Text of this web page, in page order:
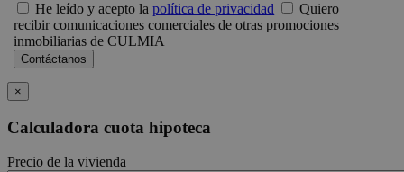
He leído y acepto lapolítica de privacidad
Quiero
recibir comunicaciones comerciales de otras promociones
inmobiliarias de CULMIA
×
Calculadora cuota hipoteca
Precio de la vivienda